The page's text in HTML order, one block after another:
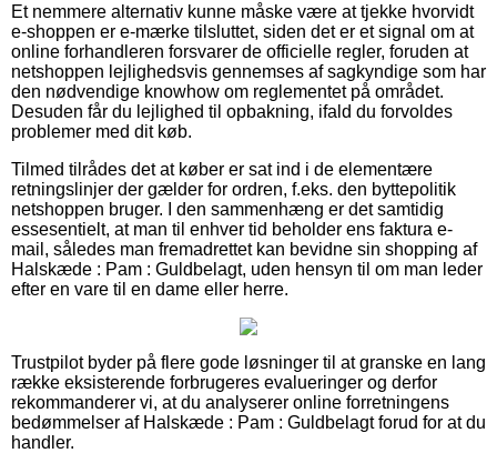
Et nemmere alternativ kunne måske være at tjekke hvorvidt
e-shoppen er e-mærke tilsluttet, siden det er et signal om at
online forhandleren forsvarer de officielle regler, foruden at
netshoppen lejlighedsvis gennemses af sagkyndige som har
den nødvendige knowhow om reglementet på området.
Desuden får du lejlighed til opbakning, ifald du forvoldes
problemer med dit køb.
Tilmed tilrådes det at køber er sat ind i de elementære
retningslinjer der gælder for ordren, f.eks. den byttepolitik
netshoppen bruger. I den sammenhæng er det samtidig
essesentielt, at man til enhver tid beholder ens faktura e-
mail, således man fremadrettet kan bevidne sin shopping af
Halskæde : Pam : Guldbelagt, uden hensyn til om man leder
efter en vare til en dame eller herre.
Trustpilot byder på flere gode løsninger til at granske en lang
række eksisterende forbrugeres evalueringer og derfor
rekommanderer vi, at du analyserer online forretningens
bedømmelser af Halskæde : Pam : Guldbelagt forud for at du
handler.